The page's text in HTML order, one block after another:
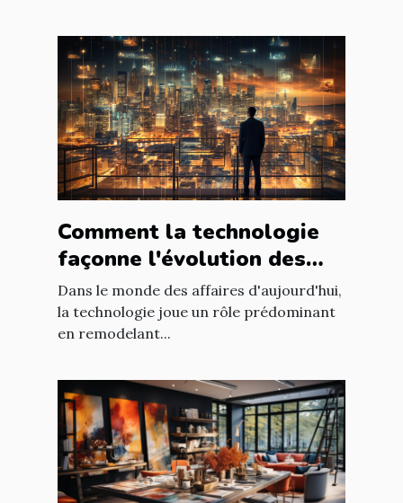
Comment la technologie
façonne l'évolution des
entreprises
Dans le monde des affaires d'aujourd'hui,
la technologie joue un rôle prédominant
en remodelant...